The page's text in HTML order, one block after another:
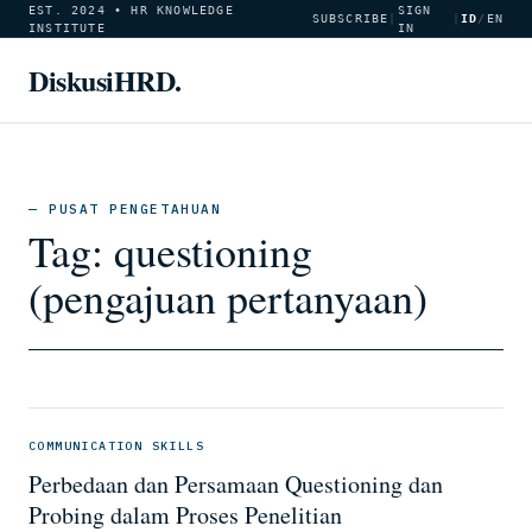
EST. 2024 • HR KNOWLEDGE
INSTITUTE
SUBSCRIBE
SIGN
IN
ID/ EN
DiskusiHRD.
— PUSAT PENGETAHUAN
Tag: questioning
(pengajuan pertanyaan)
COMMUNICATION SKILLS
Perbedaan dan Persamaan Questioning dan
Probing dalam Proses Penelitian